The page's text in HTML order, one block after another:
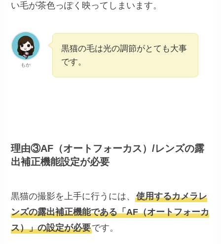
い毛が茶色っぽく映ってしまいます。
もか
黒猫の毛は光の調節がとても大事
です。
理由③AF（オートフォーカス）/レンズの露
出補正機能設定が必要
黒猫の撮影を上手に行うには、使用するカメラレ
ンズの露出補正機能である「AF（オートフォーカ
ス）」の設定が必要です。